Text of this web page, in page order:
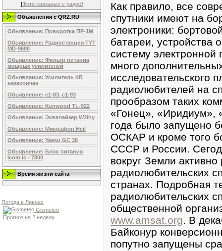
[Фото связаные с радио]
Объявления c QRZ.RU
Обьявление: Поворотка ПР-1М
Обьявление: Радиостанция ТYТ
МD-9600
Обьявление: Фильтр питания
мощных усилителей
Обьявление: Усилитель КВ
незакончен
Обьявление: с1-83, с1-93
Обьявление: Kenwood TL-922
Обьявление: Эквалайзер W2ihy
Обьявление: Микрафон Heil
Обьявление: Yaesu GC 38
Обьявление: Блок питания
Icom ic - 7800
Время жизни сайта
Погода в Ливнах
Gismeteo
Прогноз на 2 недели
Как правило, все
спутники имеют на
электроники:
батареи, устройства
систему электронной
много
исследовательского
радиолюбителей на
прообразом таких
«Гонец», «Иридиум»,
года было запущено
ОСКАР и кроме того
СССР и России.
вокруг Земли
радиолюбительских
странах. Подробная
радиолюбительских
общественной
www.amsat.org. В
Байконур
попутно запущены